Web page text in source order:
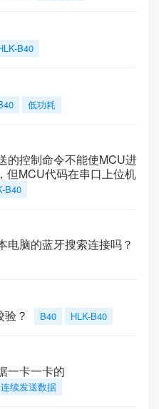
B40
低功耗
的控制命令不能使MCU进
但MCU代码在串口上位机
B40
电脑的蓝牙搜索连接吗？
？ B40 HLK-B40
一卡一卡的
连续发送数据